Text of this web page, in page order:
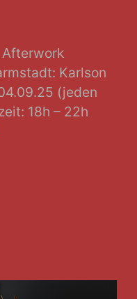
Afterwork
Karlson
(jeden
18h – 22h